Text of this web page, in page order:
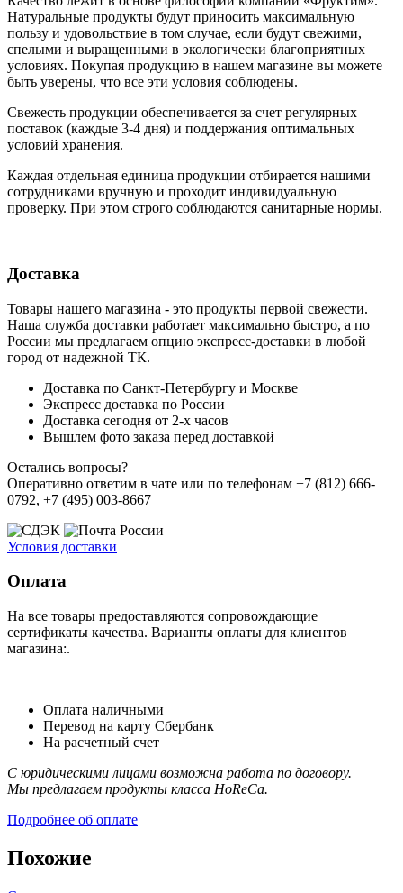
Натуральные продукты будут приносить максимальную
пользу и удовольствие в том случае, если будут свежими,
cпелыми и выращенными в экологически благоприятных
условиях. Покупая продукцию в нашем магазине вы можете
быть уверены, что все эти условия соблюдены.
Свежесть продукции обеспечивается за счет регулярных
поставок (каждые 3-4 дня) и поддержания оптимальных
условий хранения.
Каждая отдельная единица продукции отбирается нашими
сотрудниками вручную и проходит индивидуальную
проверку. При этом строго соблюдаются санитарные нормы.
Доставка
Товары нашего магазина - это продукты первой свежести.
Наша служба доставки работает максимально быстро, а по
России мы предлагаем опцию экспресс-доставки в любой
город от надежной ТК.
Доставка по Санкт-Петербургу и Москве
Экспресс доставка по России
Доставка сегодня от 2-х часов
Вышлем фото заказа перед доставкой
Остались вопросы?
Оперативно ответим в чате или по телефонам +7 (812) 666-
0792, +7 (495) 003-8667
Условия доставки
Оплата
На все товары предоставляются сопровождающие
сертификаты качества. Варианты оплаты для клиентов
магазина:.
Оплата наличными
Перевод на карту Сбербанк
На расчетный счет
С юридическими лицами возможна работа по договору.
Мы предлагаем продукты класса HoReCa.
Подробнее об оплате
Похожие